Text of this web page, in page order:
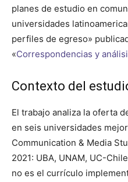
planes de estudio en
universidades
perfiles de egreso»
«Correspondencias y
Contexto del
El trabajo analiza la oferta
en seis universidades
Communication & Media
2021: UBA, UNAM, UC-
no es el currículo